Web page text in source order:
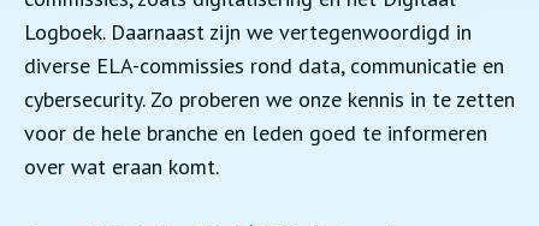
Logboek. Daarnaast zijn we vertegenwoordigd in
diverse ELA-commissies rond data, communicatie en
cybersecurity. Zo proberen we onze kennis in te zetten
voor de hele branche en leden goed te informeren
over wat eraan komt.